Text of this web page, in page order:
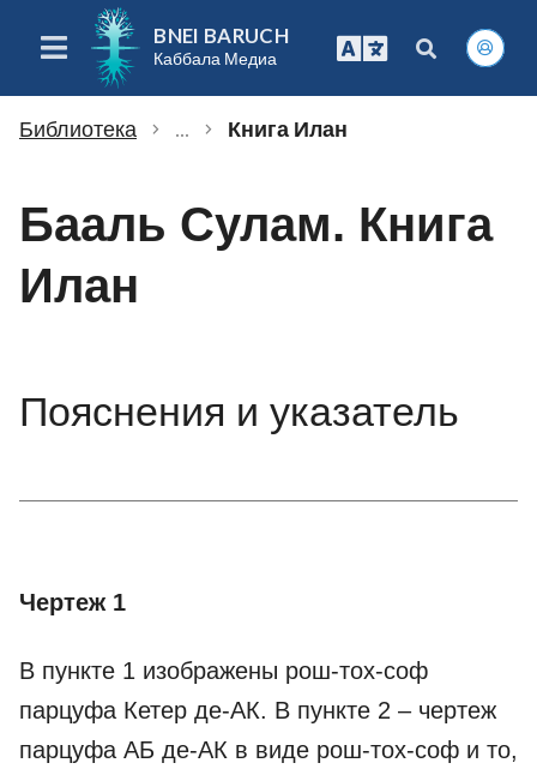
BNEI BARUCH
Каббала Медиа
Библиотека chevron_right ... chevron_right Книга Илан
Бааль Сулам. Книга
Илан
Пояснения и указатель
Чертеж 1
В пункте 1 изображены рош-тох-соф
парцуфа Кетер ­де-­АК. В пункте 2 – чертеж
парцуфа АБ де-­АК в виде рош-тох-соф и то,